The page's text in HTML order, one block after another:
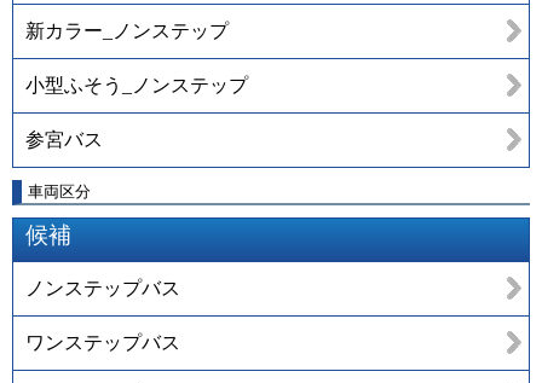
新カラー_ノンステップ
小型ふそう_ノンステップ
参宮バス
車両区分
候補
ノンステップバス
ワンステップバス